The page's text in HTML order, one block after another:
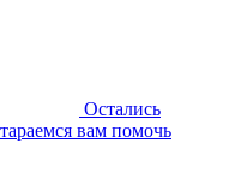
Остались
вам помочь